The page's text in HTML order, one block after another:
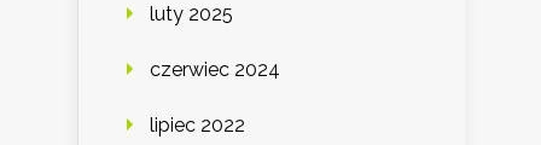
luty 2025
czerwiec 2024
lipiec 2022